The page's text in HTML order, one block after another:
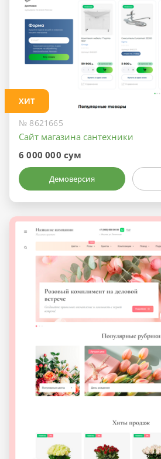
ХИТ
№ 8621665
Сайт магазина сантехники
6 000 000 сум
Демоверсия